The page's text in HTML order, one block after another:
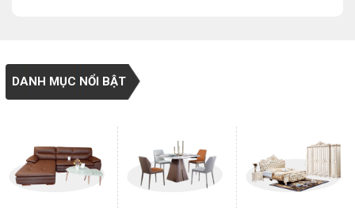
DANH MỤC NỔI BẬT